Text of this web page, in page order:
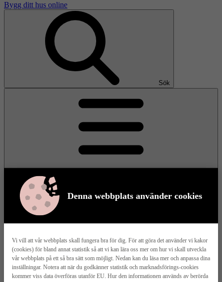
Denna webbplats använder cookies
Vi vill att vår webbplats skall fungera bra för dig. För att göra det använder vi kakor
(cookies) för bland annat statistik så att vi kan lära oss mer om hur vi skall utveckla
vår webbplats på ett så bra sätt som möjligt. Nedan kan du läsa mer och anpassa dina
inställningar. Notera att när du godkänner statistik och marknadsförings-cookies
kommer viss data överföras utanför EU. Hur den informationen används av berörda
Bygg ditt hus online
Sök
Meny
Våra husmodeller